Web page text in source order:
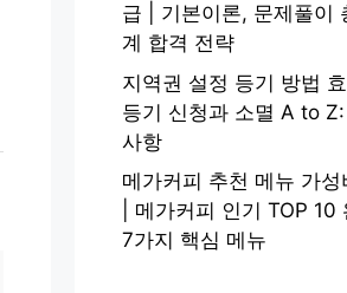
급 | 기본이론, 문제풀이
계 합격 전략
지역권 설정 등기 방법
등기 신청과 소멸 A to
사항
메가커피 추천 메뉴 가성
| 메가커피 인기 TOP 10
7가지 핵심 메뉴